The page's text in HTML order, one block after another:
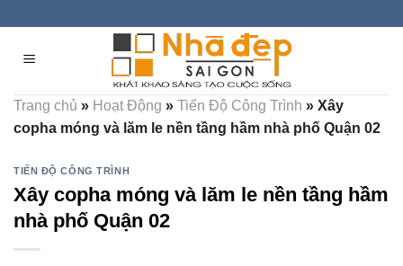
content
Trang chủ » Hoạt Động » Tiến Độ Công Trình » Xây
copha móng và lăm le nền tầng hầm nhà phố Quận 02
TIẾN ĐỘ CÔNG TRÌNH
Xây copha móng và lăm le nền tầng hầm
nhà phố Quận 02